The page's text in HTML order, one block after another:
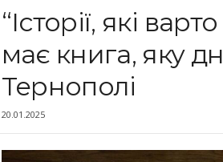
“Історії, які
має книга, яку
Тернополі
20.01.2025